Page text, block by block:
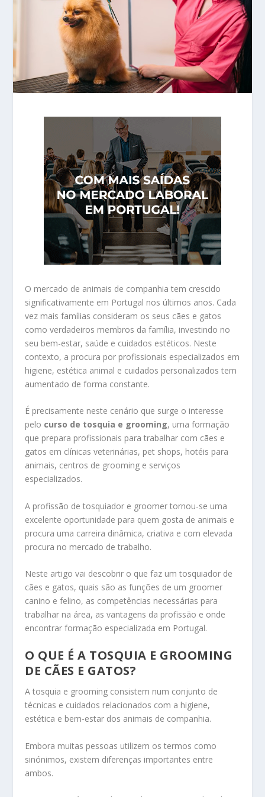
O mercado de animais de companhia tem crescido
significativamente em Portugal nos últimos anos. Cada
vez mais famílias consideram os seus cães e gatos
como verdadeiros membros da família, investindo no
seu bem-estar, saúde e cuidados estéticos. Neste
contexto, a procura por profissionais especializados em
higiene, estética animal e cuidados personalizados tem
aumentado de forma constante.
É precisamente neste cenário que surge o interesse
pelo curso de tosquia e grooming, uma formação
que prepara profissionais para trabalhar com cães e
gatos em clínicas veterinárias, pet shops, hotéis para
animais, centros de grooming e serviços
especializados.
A profissão de tosquiador e groomer tornou-se uma
excelente oportunidade para quem gosta de animais e
procura uma carreira dinâmica, criativa e com elevada
procura no mercado de trabalho.
Neste artigo vai descobrir o que faz um tosquiador de
cães e gatos, quais são as funções de um groomer
canino e felino, as competências necessárias para
trabalhar na área, as vantagens da profissão e onde
encontrar formação especializada em Portugal.
O QUE É A TOSQUIA E GROOMING
DE CÃES E GATOS?
A tosquia e grooming consistem num conjunto de
técnicas e cuidados relacionados com a higiene,
estética e bem-estar dos animais de companhia.
Embora muitas pessoas utilizem os termos como
sinónimos, existem diferenças importantes entre
ambos.